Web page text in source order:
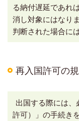
る納付遅延であれ
消し対象にはなり
判断された場合に
再入国許可の
出国する際には、
許可）」の手続き